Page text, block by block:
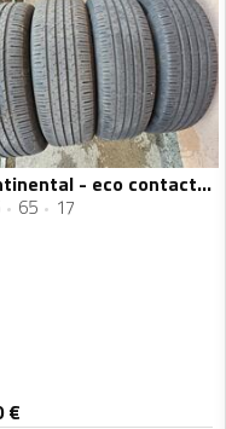
Continental - eco contact 6 - Ljetnja guma
65 17
€